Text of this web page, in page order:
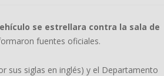
se estrellara contra la sala de
fuentes oficiales.
sus siglas en inglés) y el Departamento